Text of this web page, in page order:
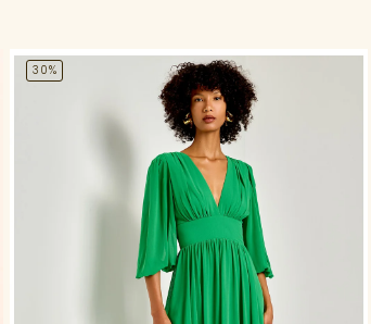
30%